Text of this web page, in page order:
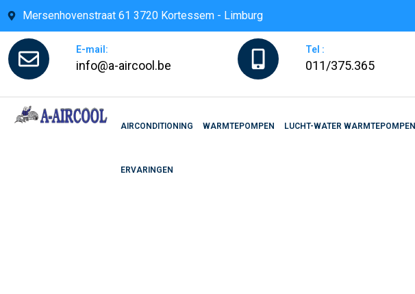
Skip
content
Mersenhovenstraat 61 3720 Kortessem - Limburg
E-mail:
info@a-aircool.be
Tel :
011/375.365
AIRCONDITIONING WARMTEPOMPEN LUCHT-WATER WARMTEPOMPEN
ERVARINGEN